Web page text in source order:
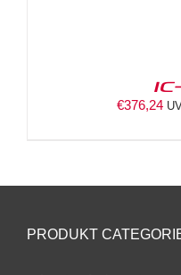
€376,24
PRODUKT